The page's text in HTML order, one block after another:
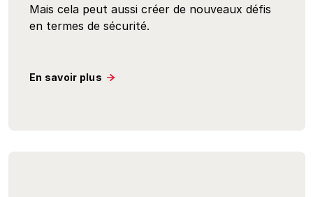
Mais cela peut aussi créer de nouveaux défis
en termes de sécurité.
En savoir plus